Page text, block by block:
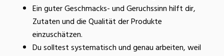
Ein guter Geschmacks- und Geruchssinn hilft dir,
Zutaten und die Qualität der Produkte
einzuschätzen.
Du solltest systematisch und genau arbeiten, weil